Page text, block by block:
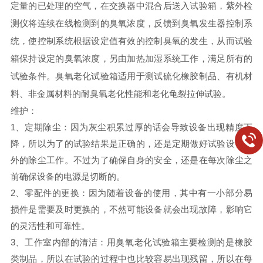
定量的已处理的空气，在交换器中混合后送入试验箱，紫外检
测仪将连续在线检测到的臭氧浓度，反馈到臭氧发生器控制系
统，使控制系统根据设定值有效的控制臭氧的发生，从而试验
箱保持设定的臭氧浓度，另由加热加湿系统工作，满足所有的
试验条件。臭氧老化试验箱适用于测试硫化橡胶制品、有机材
料、非金属材料的耐臭氧老化性能和老化龟裂拉伸试验。
维护：
1、定期除尘：因为灰尘积累过厚的话会导致设备出现精度下
降，所以为了的试验结果是正确的，还是定期做好试验设备内
外的除尘工作。不过为了确保自身的安全，还是在每次除尘之
前确保设备的电源是切断的。
2、零配件的更换：因为随着设备的使用，其中有一小部分易
损件是需要及时更换的，不然可能设备就会出现故障，影响它
的灵活性和可靠性。
3、工作室内部的清洁：用臭氧老化试验箱主要检测的是橡胶
类制品，所以在试验的过程中也比较容易出现残留，所以在每